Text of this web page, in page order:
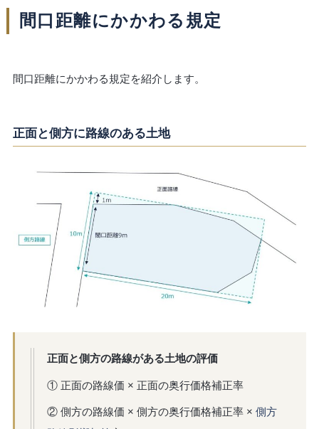
間口距離にかかわる規定
間口距離にかかわる規定を紹介します。
正面と側方に路線のある土地
正面と側方の路線がある土地の評価
① 正面の路線価 × 正面の奥行価格補正率
② 側方の路線価 × 側方の奥行価格補正率 × 側方